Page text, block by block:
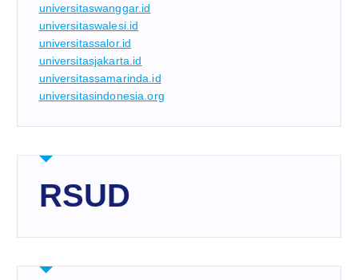
universitaswanggar.id
universitaswalesi.id
universitassalor.id
universitasjakarta.id
universitassamarinda.id
universitasindonesia.org
RSUD